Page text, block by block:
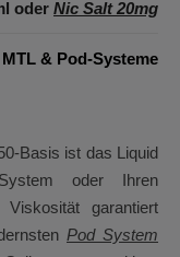
oder Nic Salt 20mg
MTL & Pod-Systeme
Basis ist das Liquid
oder Ihren
garantiert
Pod System